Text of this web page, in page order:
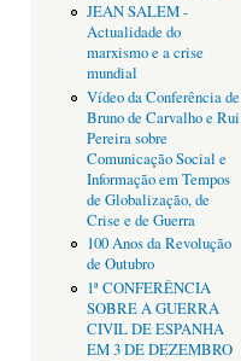
JEAN SALEM -
Actualidade do
marxismo e a crise
mundial
Vídeo da Conferência de
Bruno de Carvalho e Rui
Pereira sobre
Comunicação Social e
Informação em Tempos
de Globalização, de
Crise e de Guerra
100 Anos da Revolução
de Outubro
1ª CONFERÊNCIA
SOBRE A GUERRA
CIVIL DE ESPANHA
EM 3 DE DEZEMBRO